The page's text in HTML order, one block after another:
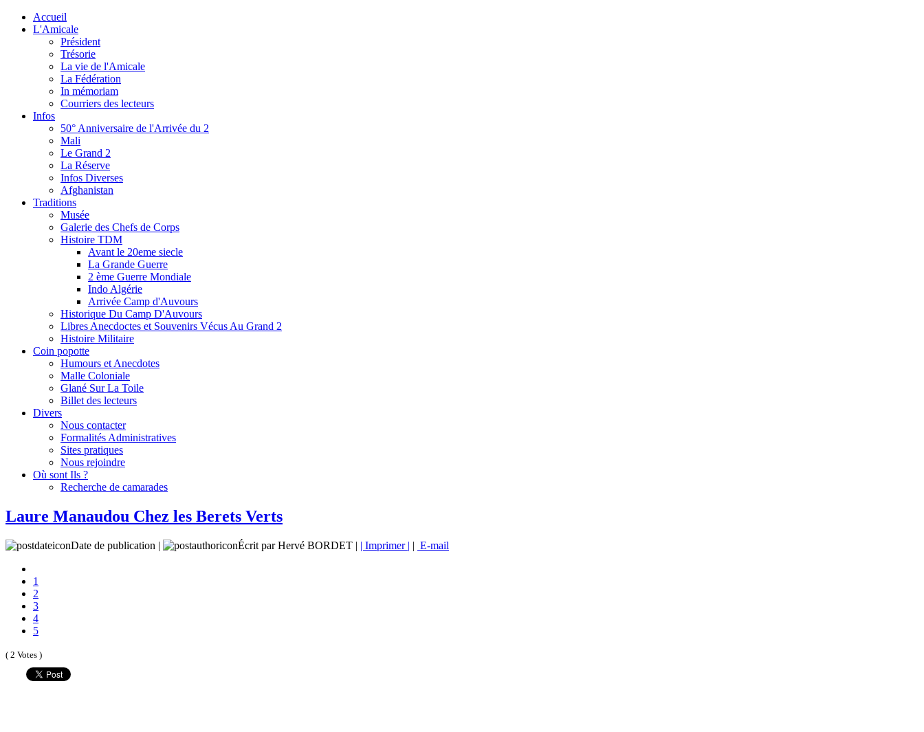
Accueil
L'Amicale
Président
Trésorie
La vie de l'Amicale
La Fédération
In mémoriam
Courriers des lecteurs
Infos
50° Anniversaire de l'Arrivée du 2
Mali
Le Grand 2
La Réserve
Infos Diverses
Afghanistan
Traditions
Musée
Galerie des Chefs de Corps
Histoire TDM
Avant le 20eme siecle
La Grande Guerre
2 ème Guerre Mondiale
Indo Algérie
Arrivée Camp d'Auvours
Historique Du Camp D'Auvours
Libres Anecdoctes et Souvenirs Vécus Au Grand 2
Histoire Militaire
Coin popotte
Humours et Anecdotes
Malle Coloniale
Glané Sur La Toile
Billet des lecteurs
Divers
Nous contacter
Formalités Administratives
Sites pratiques
Nous rejoindre
Où sont Ils ?
Recherche de camarades
Laure Manaudou Chez les Berets Verts
Date de publication | Écrit par Hervé BORDET | | Imprimer | | E-mail
1
2
3
4
5
( 2 Votes )